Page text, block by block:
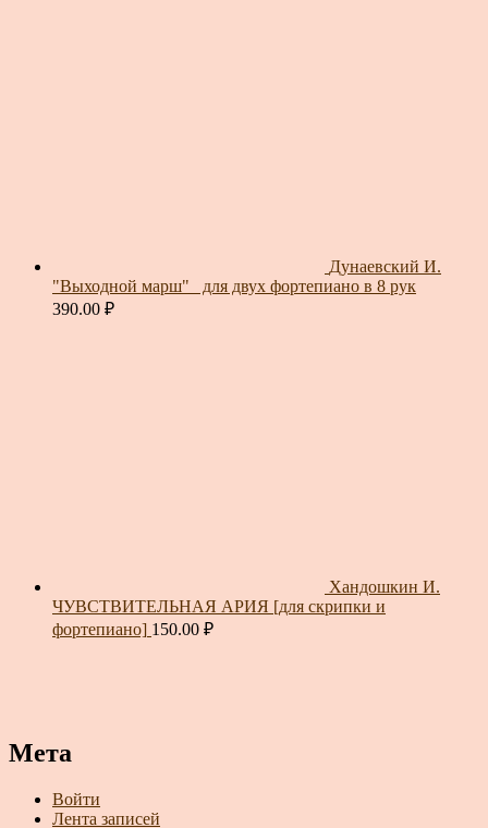
Дунаевский И.
"Выходной марш"_ для двух фортепиано в 8 рук
390.00 ₽
Хандошкин И.
ЧУВСТВИТЕЛЬНАЯ АРИЯ [для скрипки и
фортепиано] 150.00 ₽
Мета
Войти
Лента записей